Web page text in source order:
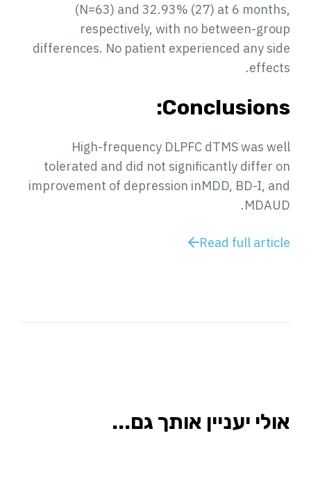
(N=63) and 32.93% (27) at 6 months,
respectively, with no between-group
differences. No patient experienced any side
effects.
Conclusions:
High-frequency DLPFC dTMS was well
tolerated and did not significantly differ on
improvement of depression inMDD, BD-I, and
MDAUD.
Read full article
אולי יעניין אותך גם...